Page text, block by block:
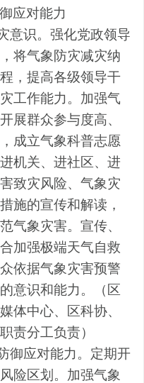
应对能力
意识。强化党政领导
将气象防灾减灾纳
，提高各级领导干
工作能力。加强气
展群众参与度高、
成立气象科普志愿
机关、进社区、进
致灾风险、气象灾
施的宣传和解读，
气象灾害。宣传、
加强极端天气自救
依据气象灾害预警
意识和能力。
（ 区
体中心、区科协、
责分工负责）
御应对能力。 定期开
险区划。加强气象